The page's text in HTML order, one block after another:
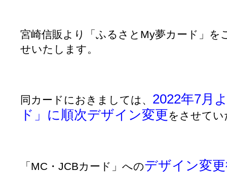
宮崎信販より「ふるさとMy夢カード」を
せいたします。
同カードにおきましては、 2022年7月
ド」に順次デザイン変更をさせて
「MC・JCBカード」へのデザイン変